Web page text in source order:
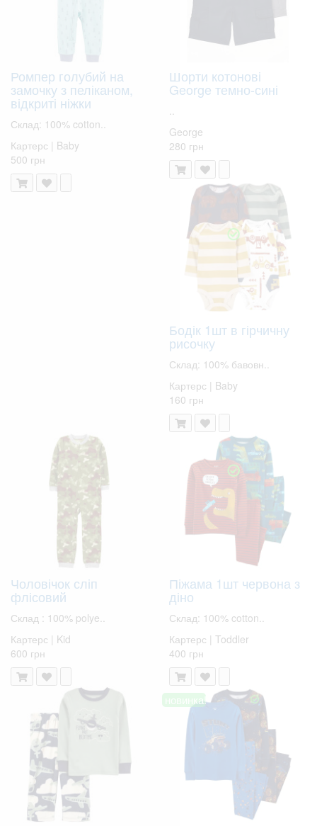
Ромпер голубий на
замочку з пеліканом,
відкриті ніжки
Склад: 100% cotton..
Картерс | Baby
500 грн
Шорти котонові
George темно-сині
George
280 грн
Бодік 1шт в гірчичну
рисочку
Склад: 100% бавовн..
Картерс | Baby
160 грн
Чоловічок сліп
флісовий
Склад : 100% polye..
Картерс | Kid
600 грн
Піжама 1шт червона з
діно
Склад: 100% cotton..
Картерс | Toddler
400 грн
новинка!